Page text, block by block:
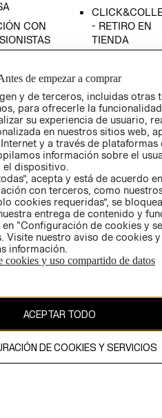
CON
- RETIRO EN
TIENDA
AVISO DE
PRIVACIDAD
GIFT CARD
AVISO DE
COOKIES
protegido por copyright y es
AB.
de empezar a comprar
y de terceros, incluidas otras
para ofrecerle la
su experiencia de usuario,
en nuestros sitios web,
y a través de plataformas
información sobre el
dispositivo.
acepta y está de acuerdo
con terceros, como
cookies requeridas”, se
entrega de contenido y
“Configuración de cookies y
Visite nuestro aviso de cookies
información.
cookies y uso compartido de datos
ACEPTAR TODO
DE COOKIES Y SERVICIOS